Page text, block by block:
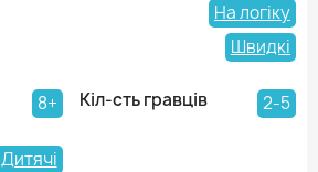
На логіку
Швидкі
8+ Кіл-сть гравців 2-5
Дитячі